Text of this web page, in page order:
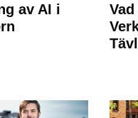
av AI i